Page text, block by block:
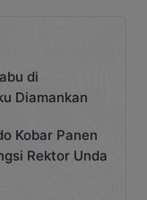
di
Diamankan
Kobar Panen
Rektor Unda